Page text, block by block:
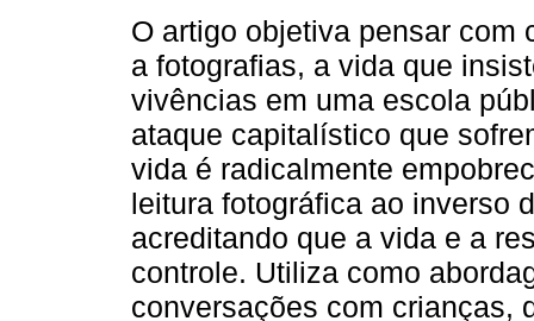
O artigo objetiva pensar com
a fotografias, a vida que
vivências em uma escola
ataque capitalístico que
vida é radicalmente
leitura fotográfica ao inverso
acreditando que a vida e a
controle. Utiliza como
conversações com crianças,